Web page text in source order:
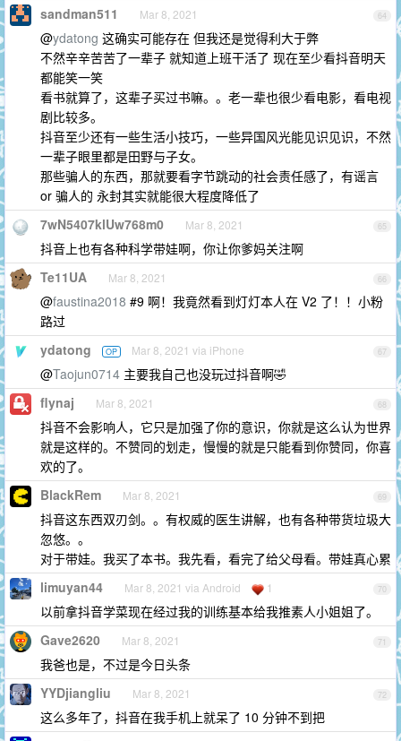
64
sandman511 Mar 8, 2021
@ydatong 这确实可能存在 但我还是觉得利大于弊
不然辛辛苦苦了一辈子 就知道上班干活了 现在至少看抖音明天
都能笑一笑
看书就算了，这辈子买过书嘛。。老一辈也很少看电影，看电视
剧比较多。
抖音至少还有一些生活小技巧，一些异国风光能见识见识，不然
一辈子眼里都是田野与子女。
那些骗人的东西，那就要看字节跳动的社会责任感了，有谣言
or 骗人的 永封其实就能很大程度降低了
65
7wN5407klUw768m0 Mar 8, 2021
抖音上也有各种科学带娃啊，你让你爹妈关注啊
66
Te11UA Mar 8, 2021
@faustina2018 #9 啊！我竟然看到灯灯本人在 V2 了！！小粉
路过
67
ydatong OP Mar 8, 2021 via iPhone
@Taojun0714 主要我自己也没玩过抖音啊🤣
68
flynaj Mar 8, 2021
抖音不会影响人，它只是加强了你的意识，你就是这么认为世界
就是这样的。不赞同的划走，慢慢的就是只能看到你赞同，你喜
欢的了。
69
BlackRem Mar 8, 2021
抖音这东西双刃剑。。有权威的医生讲解，也有各种带货垃圾大
忽悠。。
对于带娃。我买了本书。我先看，看完了给父母看。带娃真心累
70
limuyan44 Mar 8, 2021 via Android 1
以前拿抖音学菜现在经过我的训练基本给我推素人小姐姐了。
71
Gave2620 Mar 8, 2021
我爸也是，不过是今日头条
72
YYDjiangliu Mar 8, 2021
这么多年了，抖音在我手机上就呆了 10 分钟不到把